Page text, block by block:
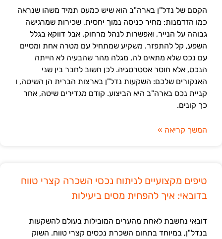
הקסם של נדל"ן בארה"ב הוא שיש כמעט תמיד משהו שנראה
כמו הזדמנות: מחיר כניסה נמוך יחסית, שכירות שמרגישה
גבוהה על הנייר, ואפשרות לנהל מרחוק. אבל דווקא בגלל
השפע, קל להתפזר. משקיע שמתחיל עם מטרה אחת ומסיים
עם נכס שלא מתאים לה, מגלה מהר שהבעיה לא הייתה
הנכס, אלא חוסר אסטרטגיה. לכן חשוב לחבר בין שני
האנקורים שלכם: השקעות נדל"ן בארצות הברית הן השיטה, ו
קניית נכס בארה"ב היא הביצוע. קודם מגדירים שיטה, אחר
כך קונים.
המשך קריאה »
טיפים מקצועיים לניתוח נכסי השכרה קצרי טווח
בדובאי: איך להפחית מסים ביעילות
דובאי נחשבת לאחת מהערים המובילות בעולם להשקעות
בנדל"ן, במיוחד בתחום השכרת נכסים קצרי טווח. השוק